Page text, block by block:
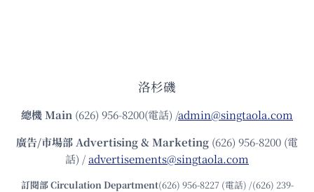
洛杉磯
總機Main (626) 956-8200(電話) /admin@singtaola.com
廣告/市場部Advertising & Marketing (626) 956-8200 (電
話) /advertisements@singtaola.com
訂閱部 Circulation Department(626) 956-8227 (電話) /(626) 239-